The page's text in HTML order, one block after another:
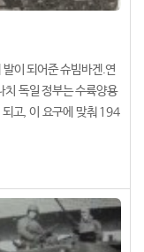
이 되어준 슈빔바겐.연
독일 정부는 수륙양용
고, 이 요구에 맞춰 194